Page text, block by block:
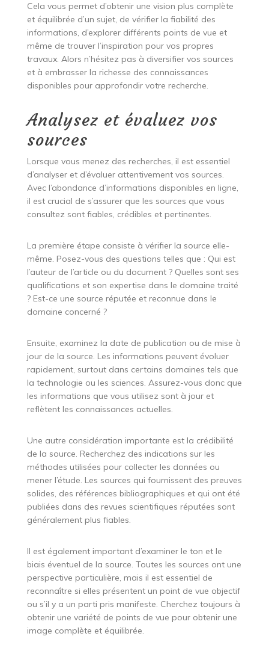
Cela vous permet d’obtenir une vision plus complète
et équilibrée d’un sujet, de vérifier la fiabilité des
informations, d’explorer différents points de vue et
même de trouver l’inspiration pour vos propres
travaux. Alors n’hésitez pas à diversifier vos sources
et à embrasser la richesse des connaissances
disponibles pour approfondir votre recherche.
Analysez et évaluez vos
sources
Lorsque vous menez des recherches, il est essentiel
d’analyser et d’évaluer attentivement vos sources.
Avec l’abondance d’informations disponibles en ligne,
il est crucial de s’assurer que les sources que vous
consultez sont fiables, crédibles et pertinentes.
La première étape consiste à vérifier la source elle-
même. Posez-vous des questions telles que : Qui est
l’auteur de l’article ou du document ? Quelles sont ses
qualifications et son expertise dans le domaine traité
? Est-ce une source réputée et reconnue dans le
domaine concerné ?
Ensuite, examinez la date de publication ou de mise à
jour de la source. Les informations peuvent évoluer
rapidement, surtout dans certains domaines tels que
la technologie ou les sciences. Assurez-vous donc que
les informations que vous utilisez sont à jour et
reflètent les connaissances actuelles.
Une autre considération importante est la crédibilité
de la source. Recherchez des indications sur les
méthodes utilisées pour collecter les données ou
mener l’étude. Les sources qui fournissent des preuves
solides, des références bibliographiques et qui ont été
publiées dans des revues scientifiques réputées sont
généralement plus fiables.
Il est également important d’examiner le ton et le
biais éventuel de la source. Toutes les sources ont une
perspective particulière, mais il est essentiel de
reconnaître si elles présentent un point de vue objectif
ou s’il y a un parti pris manifeste. Cherchez toujours à
obtenir une variété de points de vue pour obtenir une
image complète et équilibrée.